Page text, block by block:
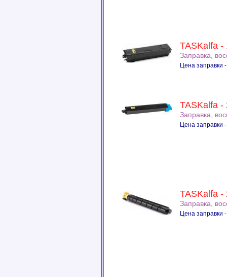
TASKalfa -
Заправка,
Цена заправки
TASKalfa -
Заправка,
Цена заправки
TASKalfa -
Заправка,
Цена заправки